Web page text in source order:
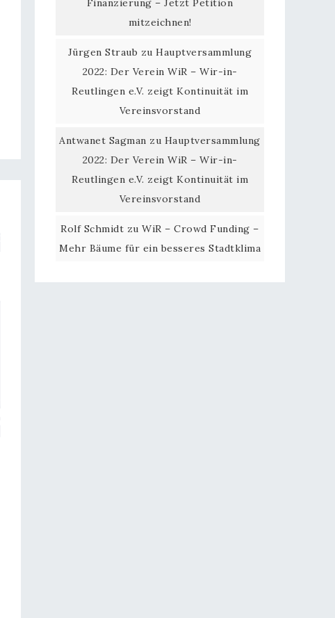
Finanzierung – Jetzt Petition
mitzeichnen!
Jürgen Straub zuHauptversammlung
2022: Der Verein WiR – Wir-in-
Reutlingen e.V. zeigt Kontinuität im
Vereinsvorstand
Antwanet Sagman zu Hauptversammlung
2022: Der Verein WiR – Wir-in-
Reutlingen e.V. zeigt Kontinuität im
Vereinsvorstand
Rolf Schmidt zuWiR – Crowd Funding –
Mehr Bäume für ein besseres Stadtklima